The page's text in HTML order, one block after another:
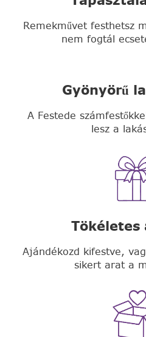
Remekművet festhetsz
nem fogtál
Gyönyörű
A Festede
lesz a
Tökéletes
Ajándékozd kifestve,
sikert arat a